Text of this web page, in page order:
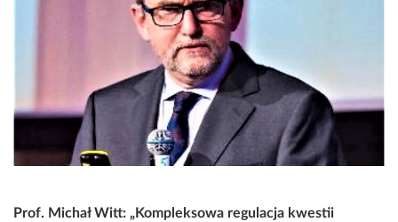
Prof. Michał Witt: „Kompleksowa regulacja kwestii